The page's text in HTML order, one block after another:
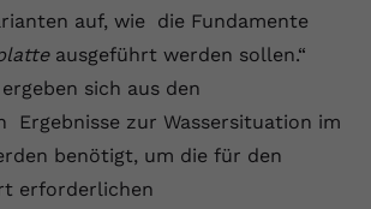
auf, wie die Fundamente
ausgeführt werden sollen.“
sich aus den
Ergebnisse zur Wassersituation im
benötigt, um die für den
erforderlichen
Youtube.com
Session
YouTube setzt diesen Cookie, um die
Videopräferenzen des Benutzers zu
speichern, der eingebettete YouTube-
Videos verwendet.